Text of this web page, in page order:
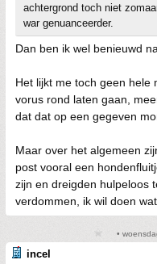
achtergrond toch niet
war genuanceerder.
Dan ben ik wel benieuwd
Het lijkt me toch geen hele
vorus rond laten gaan,
dat dat op een gegeven
Maar over het algemeen
post vooral een
zijn en dreigden hulpeloos
verdommen, ik wil doen
•
incel